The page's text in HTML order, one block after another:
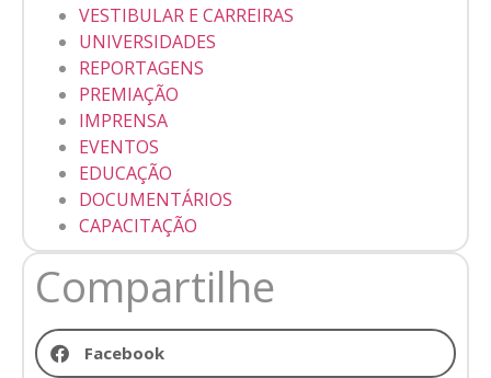
VESTIBULAR E CARREIRAS
UNIVERSIDADES
REPORTAGENS
PREMIAÇÃO
IMPRENSA
EVENTOS
EDUCAÇÃO
DOCUMENTÁRIOS
CAPACITAÇÃO
Compartilhe
Facebook